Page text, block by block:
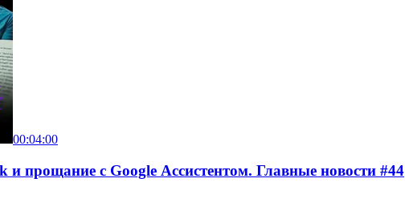
00:04:00
и прощание с Google Ассистентом. Главные новости #44